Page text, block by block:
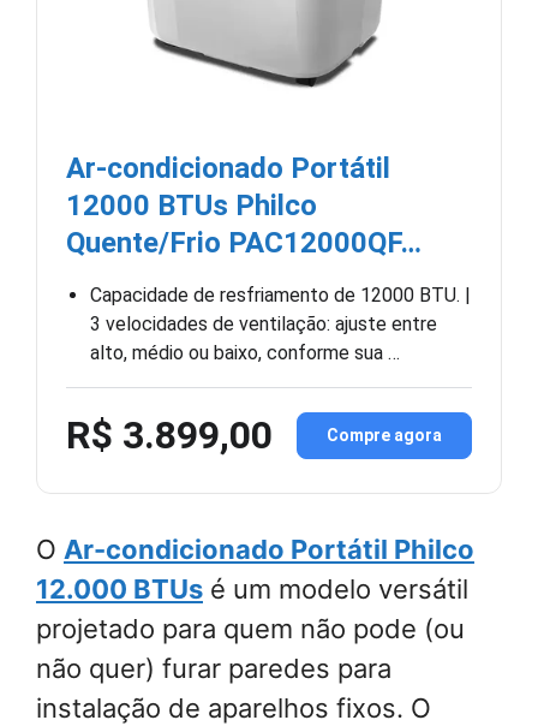
Ar-condicionado Portátil
12000 BTUs Philco
Quente/Frio PAC12000QF…
Capacidade de resfriamento de 12000 BTU. |
3 velocidades de ventilação: ajuste entre
alto, médio ou baixo, conforme sua …
R$ 3.899,00 Compre agora
O Ar-condicionado Portátil Philco
12.000 BTUs é um modelo versátil
projetado para quem não pode (ou
não quer) furar paredes para
instalação de aparelhos fixos. O